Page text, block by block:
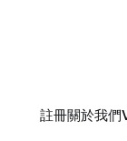
註冊關於我們